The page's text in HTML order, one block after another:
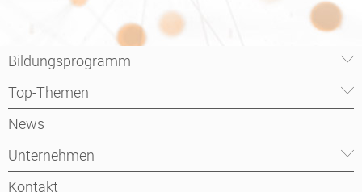
Bildungsprogramm
Top-Themen
News
Unternehmen
Kontakt